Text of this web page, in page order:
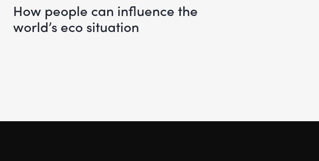
How people can influence the
world’s eco situation